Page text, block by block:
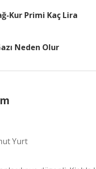
Kur Primi Kaç Lira
Neden Olur
Yurt